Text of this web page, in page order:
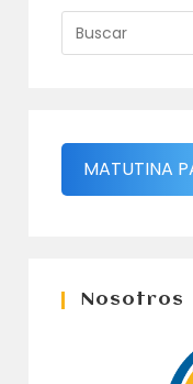
MATUTINA
Nosotros